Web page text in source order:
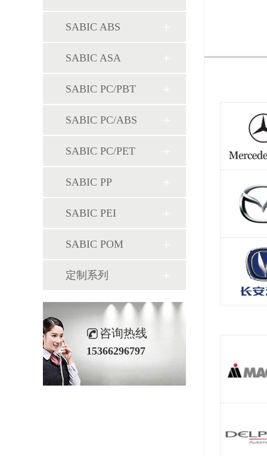
SABIC ABS
SABIC ASA
SABIC PC/PBT
SABIC PC/ABS
SABIC PC/PET
SABIC PP
SABIC PEI
SABIC POM
定制系列
咨询热线
15366296797